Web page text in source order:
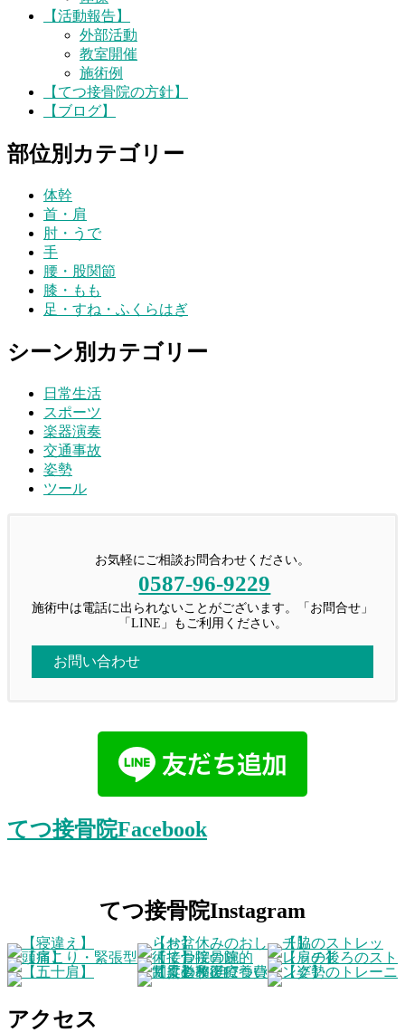
【活動報告】
外部活動
教室開催
施術例
【てつ接骨院の方針】
【ブログ】
部位別カテゴリー
体幹
首・肩
肘・うで
手
腰・股関節
膝・もも
足・すね・ふくらはぎ
シーン別カテゴリー
日常生活
スポーツ
楽器演奏
交通事故
姿勢
ツール
お気軽にご相談お問合わせください。
0587-96-9229
施術中は電話に出られないことがございます。「お問合せ」
「LINE」もご利用ください。
お問い合わせ
てつ接骨院Facebook
てつ接骨院Instagram
アクセス